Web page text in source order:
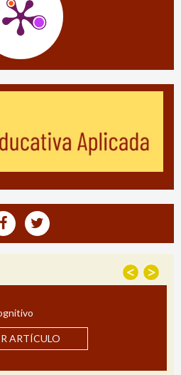
< >
Estrategias para Mejorar la
Impacto de un Programa de
LEER ARTÍCULO